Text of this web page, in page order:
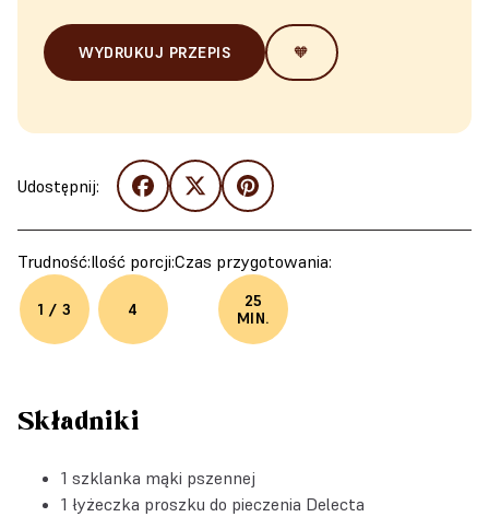
WYDRUKUJ PRZEPIS 🧡
Udostępnij:
Trudność:
1 / 3
Ilość porcji:
4
Czas przygotowania:
25
MIN.
Składniki
1 szklanka mąki pszennej
1 łyżeczka proszku do pieczenia Delecta